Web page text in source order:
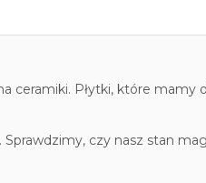
ceramiki. Płytki, które mamy
. Sprawdzimy, czy nasz stan